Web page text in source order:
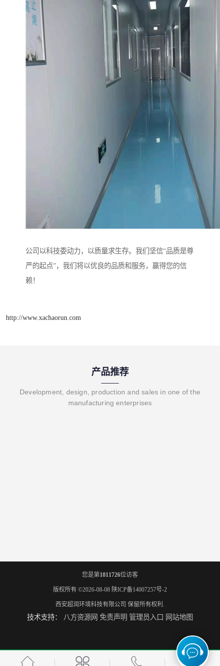
公司以科技委动力，以质量求生存。我们坚信“品质是尊
严的起点”，我们将以优良的品质和服务，赢得您的信
赖！
http://www.xachaorun.com
产品推荐
Development, design, production and sales in one of the
manufacturing enterprises
您是第1811726位访客
版权所有 ©2026-08-08 陕ICP备14007257号-2
西安超润环境科技有限公司 保留所有权利.
技术支持： 八方资源网 免责声明 管理员入口 网站地图